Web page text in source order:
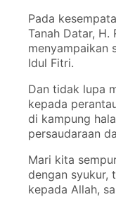
Pada
Tanah Datar, H.
menyampaikan
Idul Fitri.
Dan tidak lupa
kepada
di kampung
persaudaraan
Mari kita
dengan syukur,
kepada Allah,